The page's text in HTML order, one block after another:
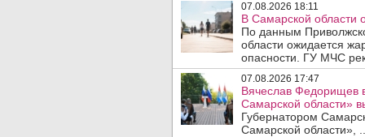
07.08.2026 18:11
В Самарской области
По данным
области ожидается
опасности. ГУ МЧС
07.08.2026 17:47
Вячеслав Федорищев
Самарской области»
Губернатором
Самарской области», ..